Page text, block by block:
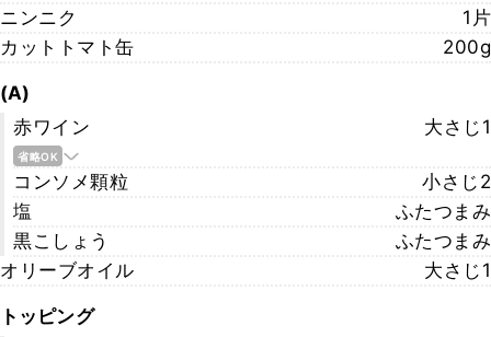
ニンニク
1片
カットトマト缶
200g
(A)
赤ワイン
大さじ1
省略OK
コンソメ顆粒
小さじ2
塩
ふたつまみ
黒こしょう
ふたつまみ
オリーブオイル
大さじ1
トッピング